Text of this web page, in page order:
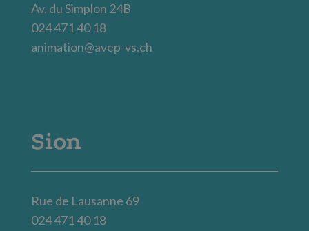
Av. du Simplon 24B
024 471 40 18
animation@avep-vs.ch
Sion
Rue de Lausanne 69
024 471 40 18